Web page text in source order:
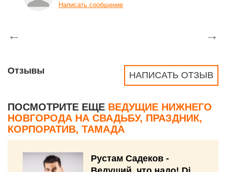
Написать сообщение
← →
НАПИСАТЬ ОТЗЫВ
Отзывы
ПОСМОТРИТЕ ЕЩЕ ВЕДУЩИЕ НИЖНЕГО
НОВГОРОДА НА СВАДЬБУ, ПРАЗДНИК,
КОРПОРАТИВ, ТАМАДА
Рустам Садеков -